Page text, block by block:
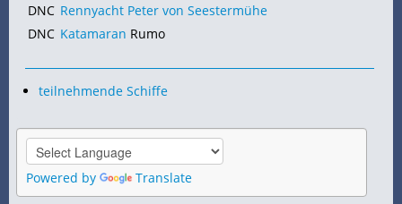
DNC Rennyacht Peter von Seestermühe
DNC Katamaran Rumo
teilnehmende Schiffe
Powered by Translate